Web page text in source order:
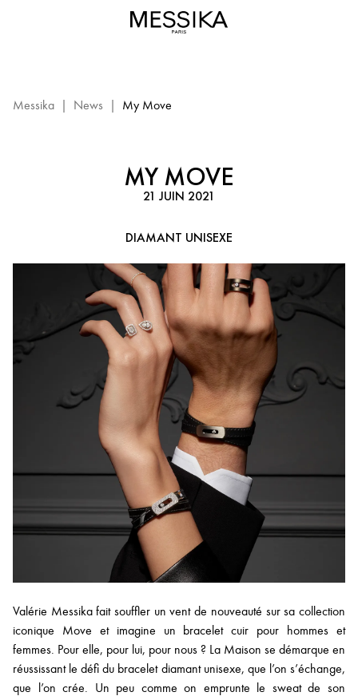
Move
Messika | News | My Move
MY MOVE
21 JUIN 2021
DIAMANT UNISEXE
Valérie Messika fait souffler un vent de nouveauté sur sa collection
iconique Move et imagine un bracelet cuir pour hommes et
femmes. Pour elle, pour lui, pour nous ? La Maison se démarque en
réussissant le défi du bracelet diamant unisexe, que l’on s’échange,
que l’on crée. Un peu comme on emprunte le sweat de son